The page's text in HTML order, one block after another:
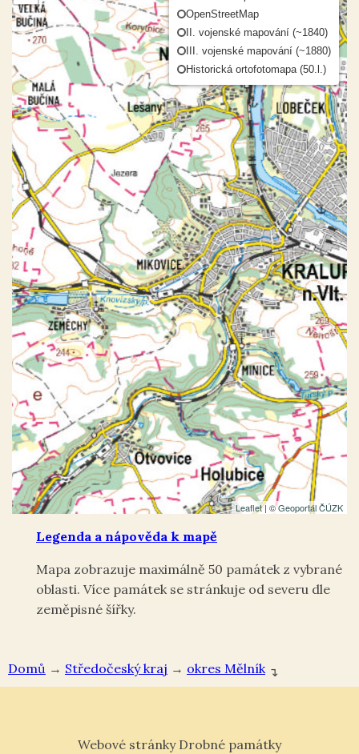
Domů → Středočeský kraj → okres Mělník ↴
Leaflet| ©Geoportál ČÚZK
OpenStreetMap
II. vojenské mapování (~1840)
III. vojenské mapování (~1880)
Historická ortofotomapa (50.l.)
Legenda a nápověda k mapě
Mapa zobrazuje maximálně 50 památek z vybrané
oblasti. Více památek se stránkuje od severu dle
zeměpisné šířky.
Webové stránky Drobné památky